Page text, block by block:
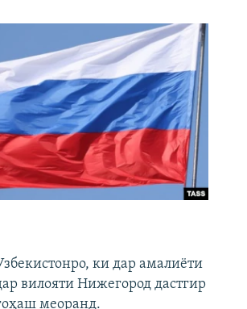
ки дар амалиёти
вилояти Нижегород дастгир
меоранд.